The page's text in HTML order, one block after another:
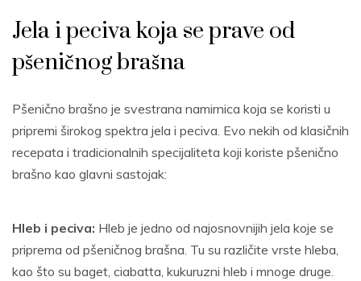
Jela i peciva koja se prave od
pšeničnog brašna
Pšenično brašno je svestrana namirnica koja se koristi u
pripremi širokog spektra jela i peciva. Evo nekih od klasičnih
recepata i tradicionalnih specijaliteta koji koriste pšenično
brašno kao glavni sastojak:
Hleb i peciva: Hleb je jedno od najosnovnijih jela koje se
priprema od pšeničnog brašna. Tu su različite vrste hleba,
kao što su baget, ciabatta, kukuruzni hleb i mnoge druge.